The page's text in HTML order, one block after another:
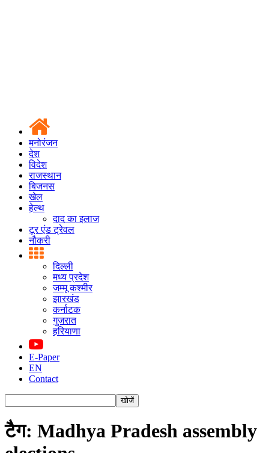
मनोरंजन
देश
विदेश
राजस्थान
बिजनस
खेल
हेल्थ
दाद का इलाज
टूर एंड ट्रेवल
नौकरी
दिल्ली
मध्य प्रदेश
जम्मू कश्मीर
झारखंड
कर्नाटक
गुजरात
हरियाणा
E-Paper
EN
Contact
टैग: Madhya Pradesh assembly